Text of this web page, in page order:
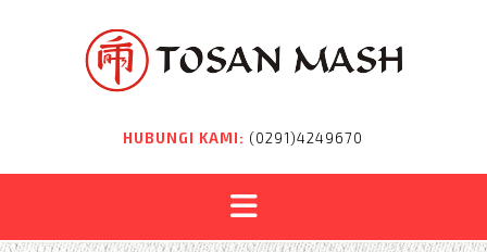
HUBUNGI KAMI: (0291)4249670